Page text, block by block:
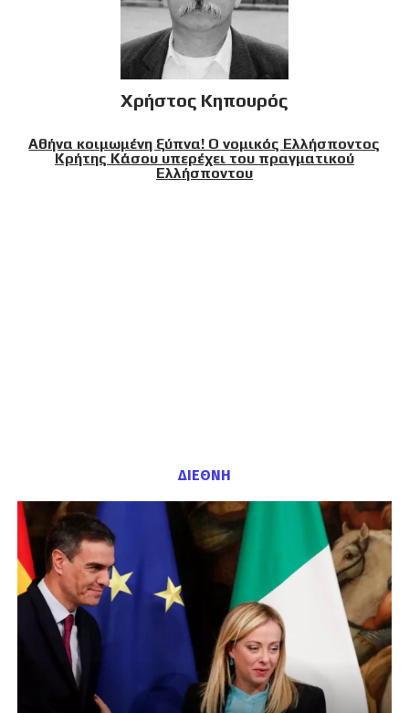
Χρήστος Κηπουρός
Αθήνα κοιμωμένη ξύπνα! Ο νομικός Ελλήσποντος
Κρήτης Κάσου υπερέχει του πραγματικού
Ελλήσποντου
ΔΙΕΘΝΗ